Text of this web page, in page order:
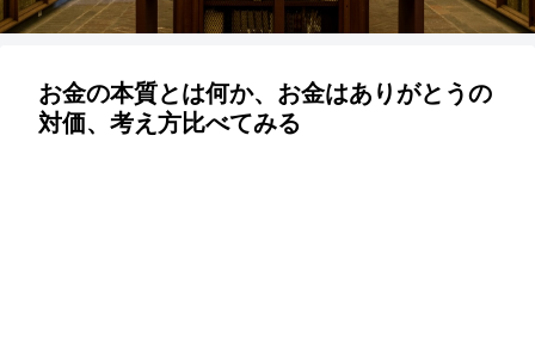
お金の本質とは何か、お金はありがとうの
対価、考え方比べてみる